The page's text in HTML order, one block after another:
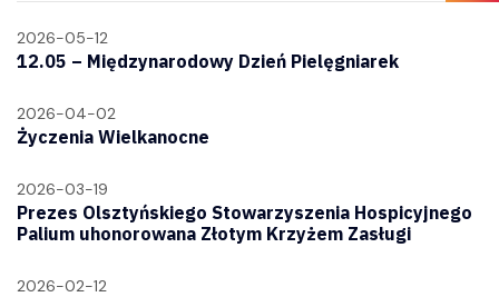
2026-05-12
12.05 – Międzynarodowy Dzień Pielęgniarek
2026-04-02
Życzenia Wielkanocne
2026-03-19
Prezes Olsztyńskiego Stowarzyszenia Hospicyjnego
Palium uhonorowana Złotym Krzyżem Zasługi
2026-02-12